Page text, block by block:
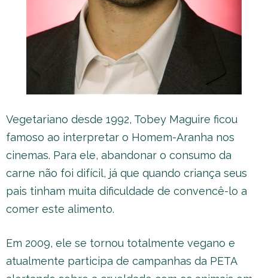
Vegetariano desde 1992, Tobey Maguire ficou
famoso ao interpretar o Homem-Aranha nos
cinemas. Para ele, abandonar o consumo da
carne não foi difícil, já que quando criança seus
pais tinham muita dificuldade de convencê-lo a
comer este alimento.
Em 2009, ele se tornou totalmente vegano e
atualmente participa de campanhas da PETA